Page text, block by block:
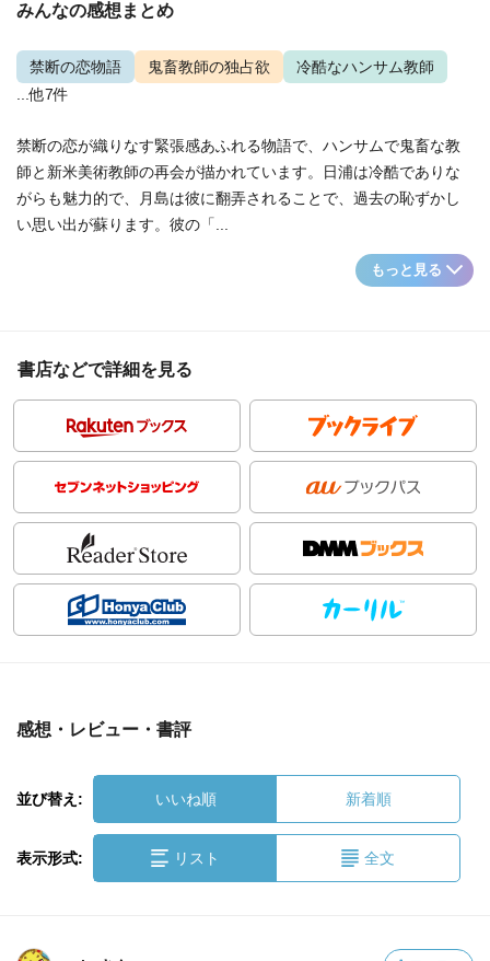
みんなの感想まとめ
禁断の恋物語 鬼畜教師の独占欲
冷酷なハンサム教師
...他7件
禁断の恋が織りなす緊張感あふれる物語で、ハンサムで鬼畜な教
師と新米美術教師の再会が描かれています。日浦は冷酷でありな
がらも魅力的で、月島は彼に翻弄されることで、過去の恥ずかし
い思い出が蘇ります。彼の「...
もっと見る
書店などで詳細を見る
感想・レビュー・書評
並び替え: いいね順 新着順
表示形式: リスト 全文